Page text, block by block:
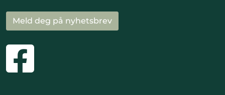
Meld deg på nyhetsbrev